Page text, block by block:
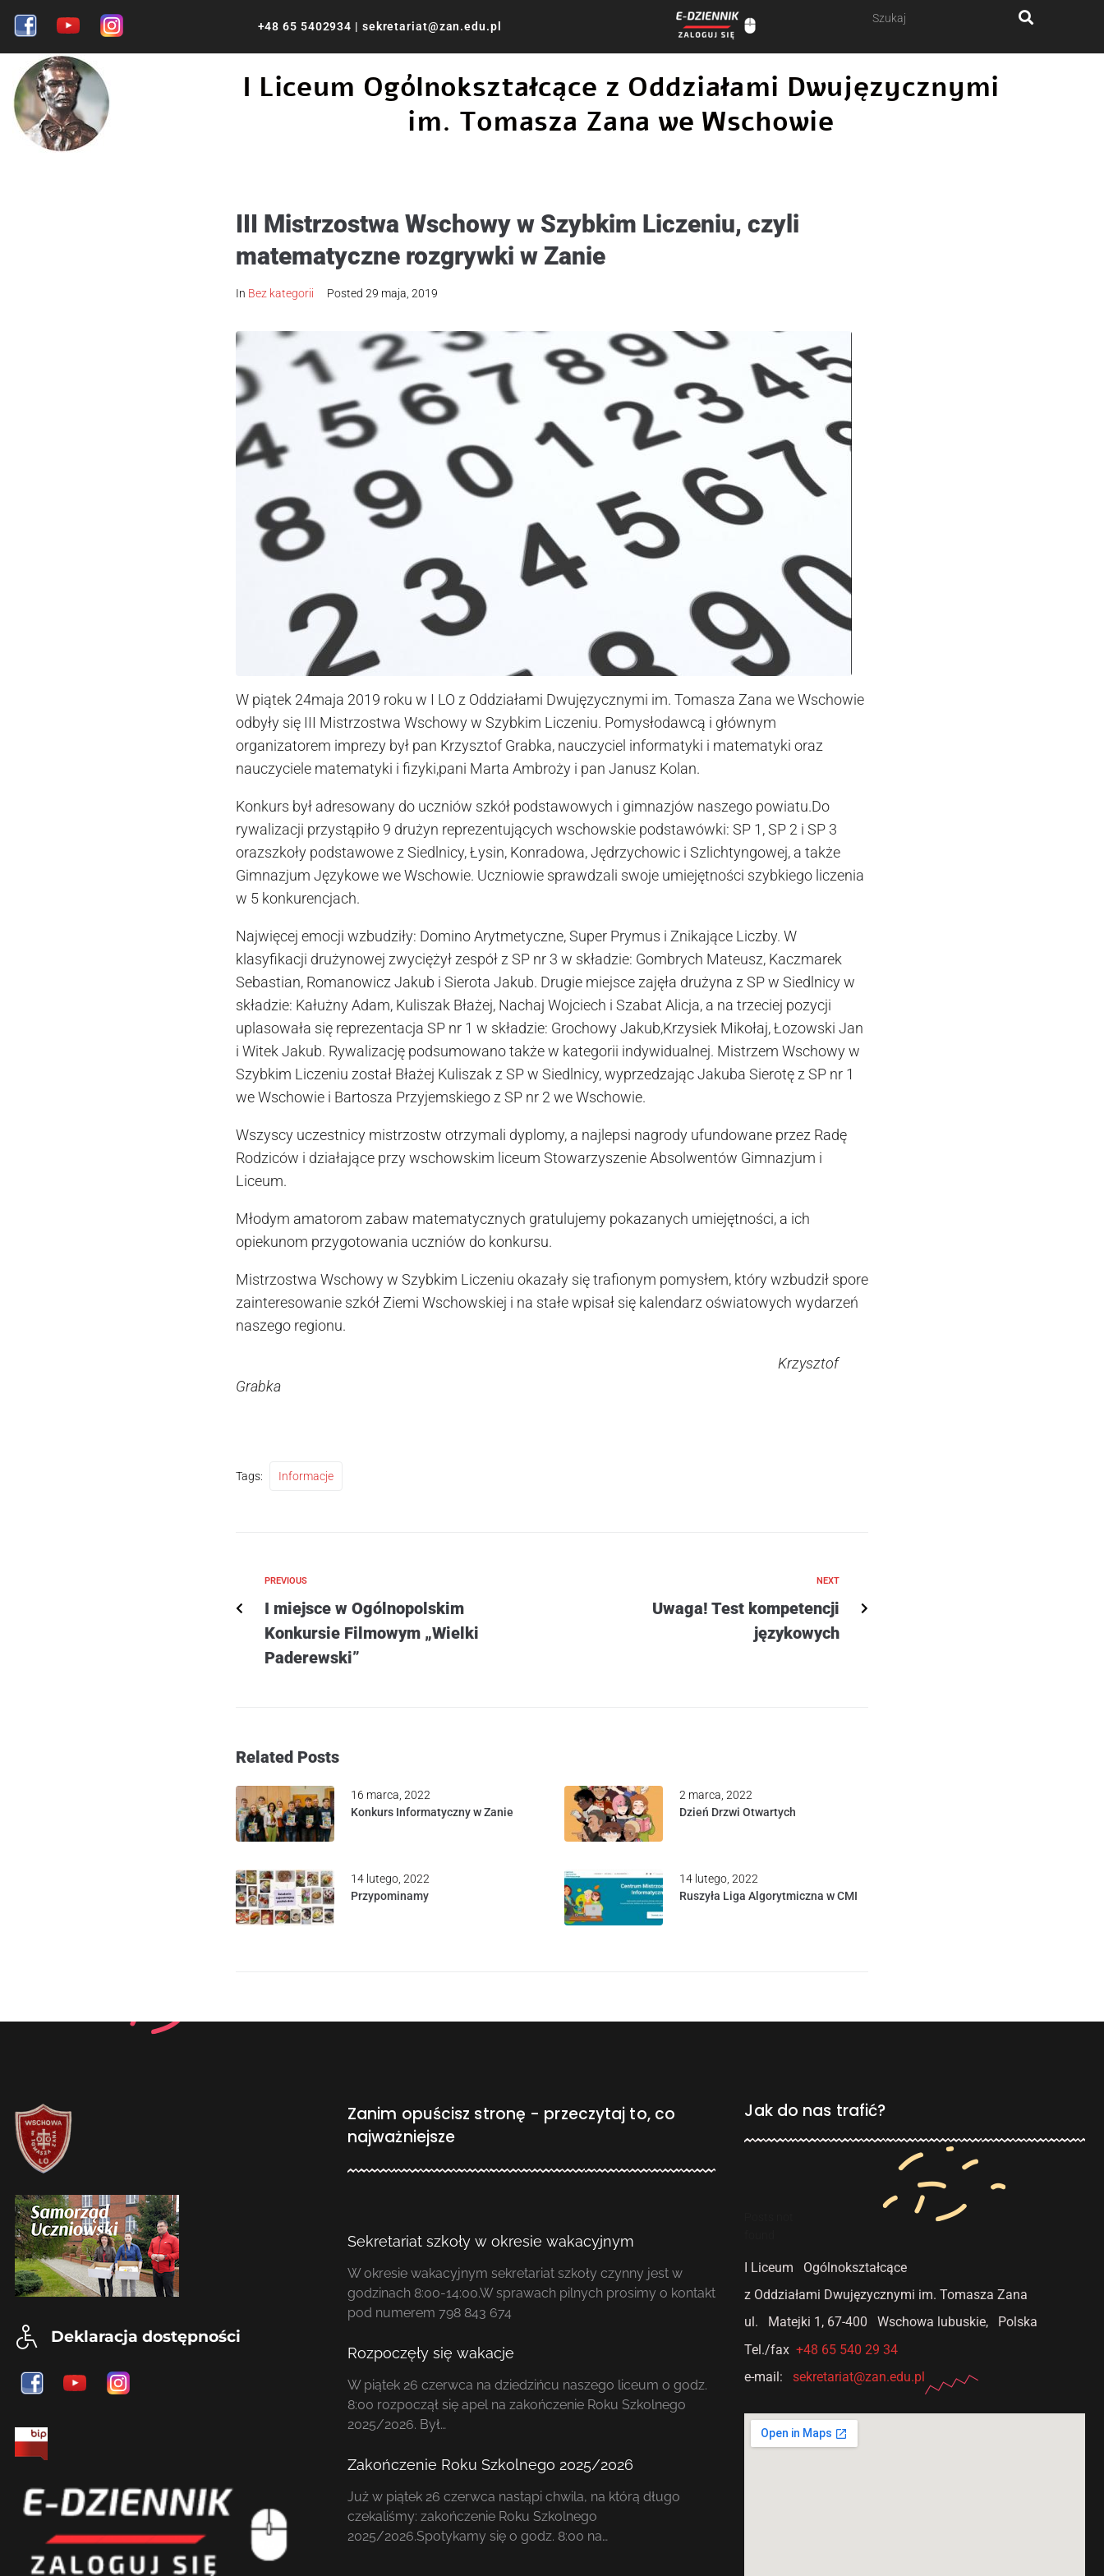
+48 65 5402934 | sekretariat@zan.edu.pl
I Liceum Ogólnokształcące z Oddziałami Dwujęzycznymi
im. Tomasza Zana we Wschowie
III Mistrzostwa Wschowy w Szybkim Liczeniu, czyli
matematyczne rozgrywki w Zanie
In Bez kategorii Posted 29 maja, 2019
W piątek 24maja 2019 roku w I LO z Oddziałami Dwujęzycznymi im. Tomasza Zana we Wschowie
odbyły się III Mistrzostwa Wschowy w Szybkim Liczeniu. Pomysłodawcą i głównym
organizatorem imprezy był pan Krzysztof Grabka, nauczyciel informatyki i matematyki oraz
nauczyciele matematyki i fizyki,pani Marta Ambroży i pan Janusz Kolan.
Konkurs był adresowany do uczniów szkół podstawowych i gimnazjów naszego powiatu.Do
rywalizacji przystąpiło 9 drużyn reprezentujących wschowskie podstawówki: SP 1, SP 2 i SP 3
orazszkoły podstawowe z Siedlnicy, Łysin, Konradowa, Jędrzychowic i Szlichtyngowej, a także
Gimnazjum Językowe we Wschowie. Uczniowie sprawdzali swoje umiejętności szybkiego liczenia
w 5 konkurencjach.
Najwięcej emocji wzbudziły: Domino Arytmetyczne, Super Prymus i Znikające Liczby. W
klasyfikacji drużynowej zwyciężył zespół z SP nr 3 w składzie: Gombrych Mateusz, Kaczmarek
Sebastian, Romanowicz Jakub i Sierota Jakub. Drugie miejsce zajęła drużyna z SP w Siedlnicy w
składzie: Kałużny Adam, Kuliszak Błażej, Nachaj Wojciech i Szabat Alicja, a na trzeciej pozycji
uplasowała się reprezentacja SP nr 1 w składzie: Grochowy Jakub,Krzysiek Mikołaj, Łozowski Jan
i Witek Jakub. Rywalizację podsumowano także w kategorii indywidualnej. Mistrzem Wschowy w
Szybkim Liczeniu został Błażej Kuliszak z SP w Siedlnicy, wyprzedzając Jakuba Sierotę z SP nr 1
we Wschowie i Bartosza Przyjemskiego z SP nr 2 we Wschowie.
Wszyscy uczestnicy mistrzostw otrzymali dyplomy, a najlepsi nagrody ufundowane przez Radę
Rodziców i działające przy wschowskim liceum Stowarzyszenie Absolwentów Gimnazjum i
Liceum.
Młodym amatorom zabaw matematycznych gratulujemy pokazanych umiejętności, a ich
opiekunom przygotowania uczniów do konkursu.
Mistrzostwa Wschowy w Szybkim Liczeniu okazały się trafionym pomysłem, który wzbudził spore
zainteresowanie szkół Ziemi Wschowskiej i na stałe wpisał się kalendarz oświatowych wydarzeń
naszego regionu.
Krzysztof
Grabka
Tags: Informacje
PREVIOUS
I miejsce w Ogólnopolskim
Konkursie Filmowym „Wielki
Paderewski”
NEXT
Uwaga! Test kompetencji
językowych
Related Posts
16 marca, 2022
Konkurs Informatyczny w Zanie
2 marca, 2022
Dzień Drzwi Otwartych
14 lutego, 2022
Przypominamy
14 lutego, 2022
Ruszyła Liga Algorytmiczna w CMI
Deklaracja dostępności
Zanim opuścisz stronę - przeczytaj to, co
najważniejsze
Sekretariat szkoły w okresie wakacyjnym
W okresie wakacyjnym sekretariat szkoły czynny jest w
godzinach 8:00-14:00.W sprawach pilnych prosimy o kontakt
pod numerem 798 843 674
Rozpoczęły się wakacje
W piątek 26 czerwca na dziedzińcu naszego liceum o godz.
8:00 rozpoczął się apel na zakończenie Roku Szkolnego
2025/2026. Był…
Zakończenie Roku Szkolnego 2025/2026
Już w piątek 26 czerwca nastąpi chwila, na którą długo
czekaliśmy: zakończenie Roku Szkolnego
2025/2026.Spotykamy się o godz. 8:00 na…
Jak do nas trafić?
I Liceum Ogólnokształcące
z Oddziałami Dwujęzycznymi im. Tomasza Zana
ul. Matejki 1, 67-400 Wschowa lubuskie, Polska
Tel./fax+48 65 540 29 34
e-mail:sekretariat@zan.edu.pl